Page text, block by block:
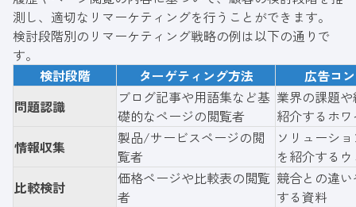
測し、適切なリマーケティングを行うことができます。
検討段階別のリマーケティング戦略の例は以下の通りで
す。
検討段階
ターゲティング方法
広告コ
問題認識
ブログ記事や用語集など基
礎的なページの閲覧者
業界の課題
紹介するホ
情報収集
製品/サービスページの閲
覧者
ソリューシ
を紹介する
比較検討
価格ページや比較表の閲覧
者
競合との違
する資料